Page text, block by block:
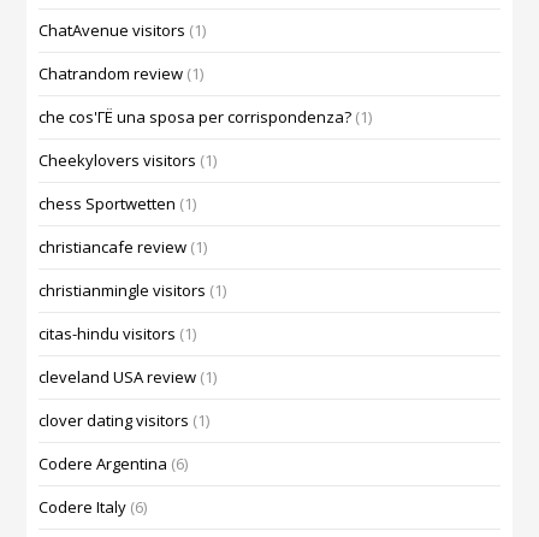
ChatAvenue visitors (1)
Chatrandom review (1)
che cos'ГЁ una sposa per corrispondenza? (1)
Cheekylovers visitors (1)
chess Sportwetten (1)
christiancafe review (1)
christianmingle visitors (1)
citas-hindu visitors (1)
cleveland USA review (1)
clover dating visitors (1)
Codere Argentina (6)
Codere Italy (6)